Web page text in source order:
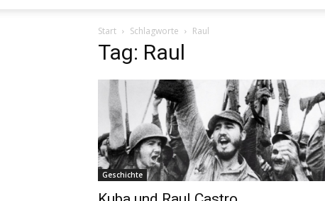
Start Schlagworte Raul
Tag: Raul
Geschichte